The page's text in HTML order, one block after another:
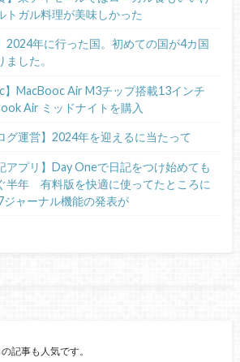
トガル料理が美味しかった
2024年に行った国。初めての国が4カ国
ました。
】MacBooc Air M3チップ搭載13インチ
Air ミッドナイトを購入
グ運営】2024年を迎えるに当たって
アプリ】Day Oneで日記をつけ始めても
半年 有料版を快適に使ってたところに
ジャーナル機能の発表が
記事も人気です。